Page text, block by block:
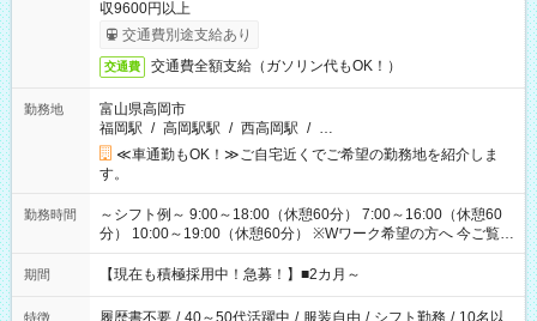
収9600円以上
交通費別途支給あり
交通費 交通費全額支給（ガソリン代もOK！）
勤務地
富山県高岡市
福岡駅 / 高岡駅駅 / 西高岡駅 / …
≪車通勤もOK！≫ご自宅近くでご希望の勤務地を紹介しま
す。
勤務時間
～シフト例～ 9:00～18:00（休憩60分） 7:00～16:00（休憩60
分） 10:00～19:00（休憩60分） ※Wワーク希望の方へ 今ご覧の
お仕事で希望する勤務時間と、もう1つのお仕事の勤務時間の合
計が 週40時間を超えなければOKです。
期間 【現在も積極採用中！急募！】■2カ月～
特徴 履歴書不要 / 40～50代活躍中 / 服装自由 / シフト勤務 / 10名以